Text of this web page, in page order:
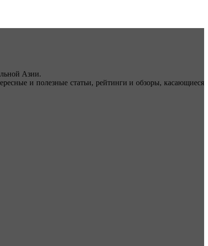
Азии.
и полезные статьи, рейтинги и обзоры, касающиеся